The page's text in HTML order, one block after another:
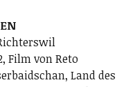
Film von Reto
Land des